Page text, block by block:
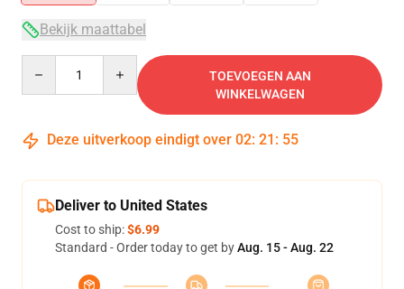
Bekijk maattabel
TOEVOEGEN AAN
WINKELWAGEN
Deze uitverkoop eindigt over 02: 21 : 54
Deliver to United States
Cost to ship:$6.99
Standard - Order today to get byAug. 15 - Aug. 22